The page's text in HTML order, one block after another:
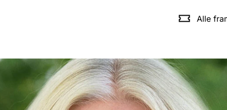
Alle